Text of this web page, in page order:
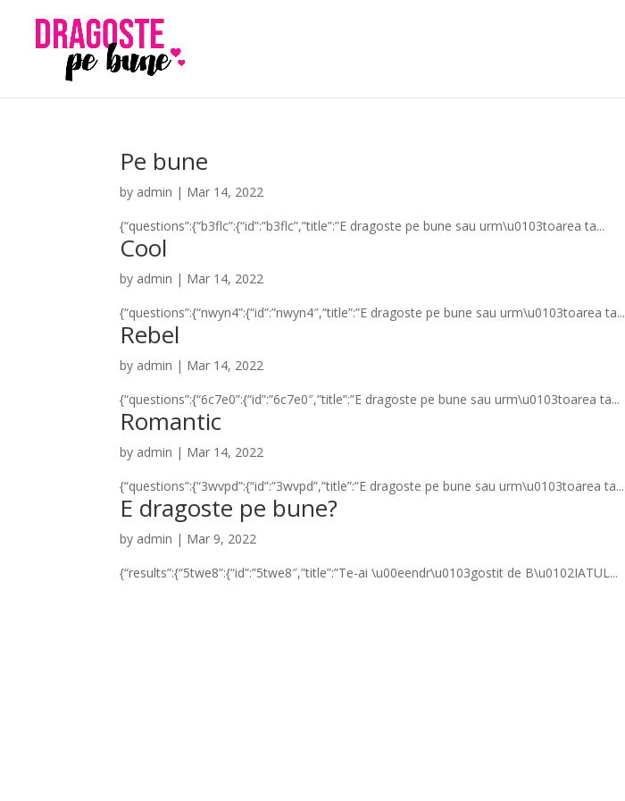
Pe bune
by admin | Mar 14, 2022
{“questions”:{“b3flc”:{“id”:”b3flc”,”title”:”E dragoste pe bune sau urm\u0103toarea ta...
Cool
by admin | Mar 14, 2022
{“questions”:{“nwyn4”:{“id”:”nwyn4″,”title”:”E dragoste pe bune sau urm\u0103toarea ta...
Rebel
by admin | Mar 14, 2022
{“questions”:{“6c7e0”:{“id”:”6c7e0″,”title”:”E dragoste pe bune sau urm\u0103toarea ta...
Romantic
by admin | Mar 14, 2022
{“questions”:{“3wvpd”:{“id”:”3wvpd”,”title”:”E dragoste pe bune sau urm\u0103toarea ta...
E dragoste pe bune?
by admin | Mar 9, 2022
{“results”:{“5twe8”:{“id”:”5twe8″,”title”:”Te-ai \u00eendr\u0103gostit de B\u0102IATUL...